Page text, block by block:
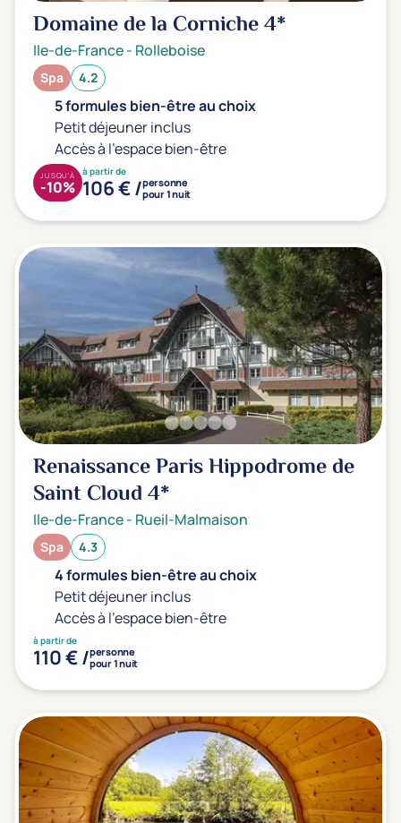
Thalasso
Thématiques bien-être
Accès à l'espace bien-être
(0)
Beauté & anti-âge
(0)
(0)
Gestion du stress / sommeil
(0)
Spécial dos
(0)
Prévention santé
(0)
Sport
(0)
Yoga
(0)
Offres spéciales
Vente Flash & Promo
Offres spéciales Solo
Distance de chez vous
Établissements proches de chez moi
Km
Transports & hébergement
Domaine de la Corniche4*
Ile-de-France- Rolleboise
Spa 4.2
5 formules bien-être au choix
Petit déjeuner inclus
Accès à l'espace bien-être
à partir de
106 € /personne
pour 1 nuit
JUSQU'À
-10%
Renaissance Paris Hippodrome de
Saint Cloud4*
Ile-de-France- Rueil-Malmaison
Spa 4.3
4 formules bien-être au choix
Petit déjeuner inclus
Accès à l'espace bien-être
à partir de
110 € /personne
pour 1 nuit